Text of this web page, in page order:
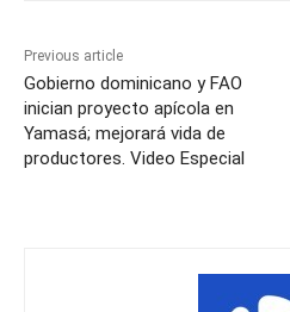
Previous article
Gobierno dominicano y FAO
inician proyecto apícola en
Yamasá; mejorará vida de
productores. Video Especial